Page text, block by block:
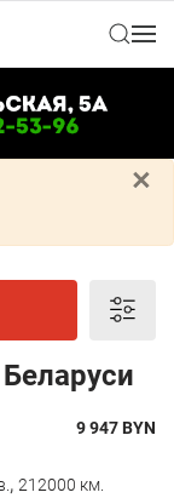
×
9 947BYN
, 212000 км.